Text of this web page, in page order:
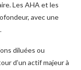
Les AHA et les
avec une
diluées ou
d’un actif majeur à